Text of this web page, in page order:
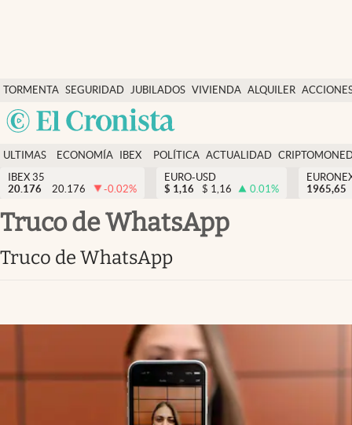
TORMENTA SEGURIDAD
SOCIAL
JUBILADOS VIVIENDA ALQUILER
USA
Economía y finanzas
Política
Actualidad
Criptomonedas
España
ULTIMAS
NOTICIAS
ECONOMÍA
FINANZAS
IBEX
EURO
POLÍTICA ACTUALIDAD
IBEX 35
20.176
20.176 -0.02%
EURO-USD
$ 1,16 $ 1,16 0.01%
1965,65
truco de WhatsApp
truco de WhatsApp